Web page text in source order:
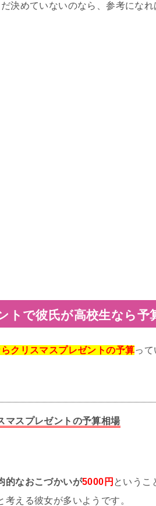
決めていないのなら、参考にな
トで彼氏が高校生なら予
クリスマスプレゼントの予算っ
マスプレゼントの予算相場
的なおこづかいが5000円 というこ
考える彼女が多いようです。